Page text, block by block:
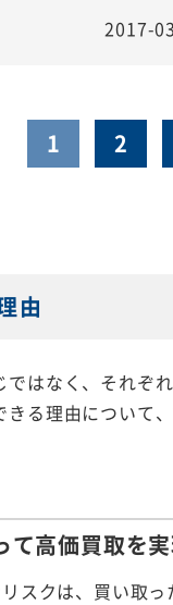
2017-
1 2
由
はなく、それぞ
る理由について
て高価買取を
スクは、買い取っ